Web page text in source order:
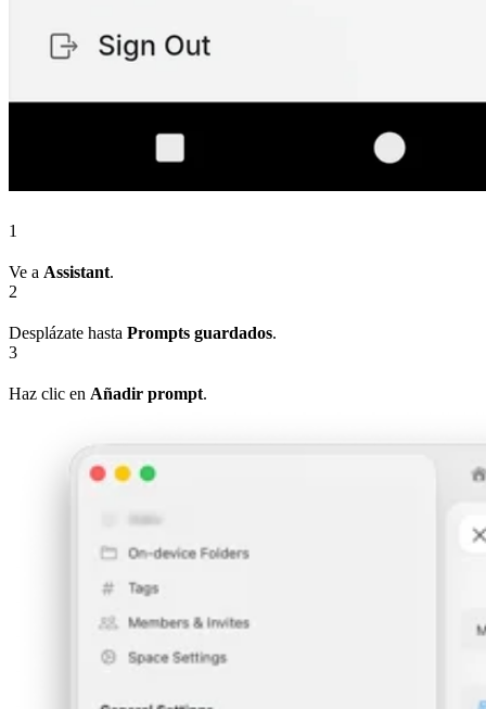
1
Ve a Assistant.
2
Desplázate hasta Prompts guardados.
3
Haz clic en Añadir prompt.